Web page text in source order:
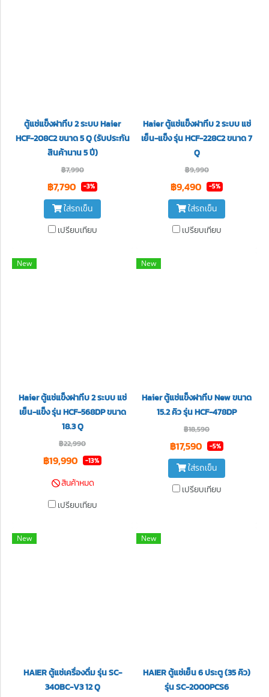
ตู้แช่แข็งฝาทึบ 2 ระบบ Haier
HCF-208C2 ขนาด 5 Q (รับประกัน
สินค้านาน 5 ปี)
฿7,990
฿7,790 -3%
ใส่รถเข็น
เปรียบเทียบ
Haier ตู้แช่แข็งฝาทึบ 2 ระบบ แช่
เย็น-แข็ง รุ่น HCF-228C2 ขนาด 7
Q
฿9,990
฿9,490 -5%
ใส่รถเข็น
เปรียบเทียบ
New
Haier ตู้แช่แข็งฝาทึบ 2 ระบบ แช่
เย็น-แข็ง รุ่น HCF-568DP ขนาด
18.3 Q
฿22,990
฿19,990 -13%
สินค้าหมด
เปรียบเทียบ
New
Haier ตู้แช่แข็งฝาทึบ New ขนาด
15.2 คิว รุ่น HCF-478DP
฿18,590
฿17,590 -5%
ใส่รถเข็น
เปรียบเทียบ
New
HAIER ตู้แช่เครื่องดื่ม รุ่น SC-
340BC-V3 12 Q
New
HAIER ตู้แช่เย็น 6 ประตู (35 คิว)
รุ่น SC-2000PCS6